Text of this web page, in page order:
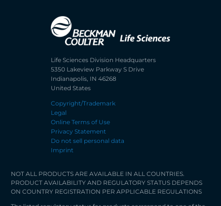
Life Sciences Division Headquarters
5350 Lakeview Parkway S Drive
Indianapolis, IN 46268
United States
Copyright/Trademark
Legal
Online Terms of Use
Privacy Statement
Do not sell personal data
Imprint
NOT ALL PRODUCTS ARE AVAILABLE IN ALL COUNTRIES.
PRODUCT AVAILABILITY AND REGULATORY STATUS DEPENDS
ON COUNTRY REGISTRATION PER APPLICABLE REGULATIONS